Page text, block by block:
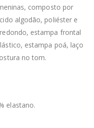
composto por
algodão, poliéster e
estampa frontal
estampa poá, laço
no tom.
elastano.